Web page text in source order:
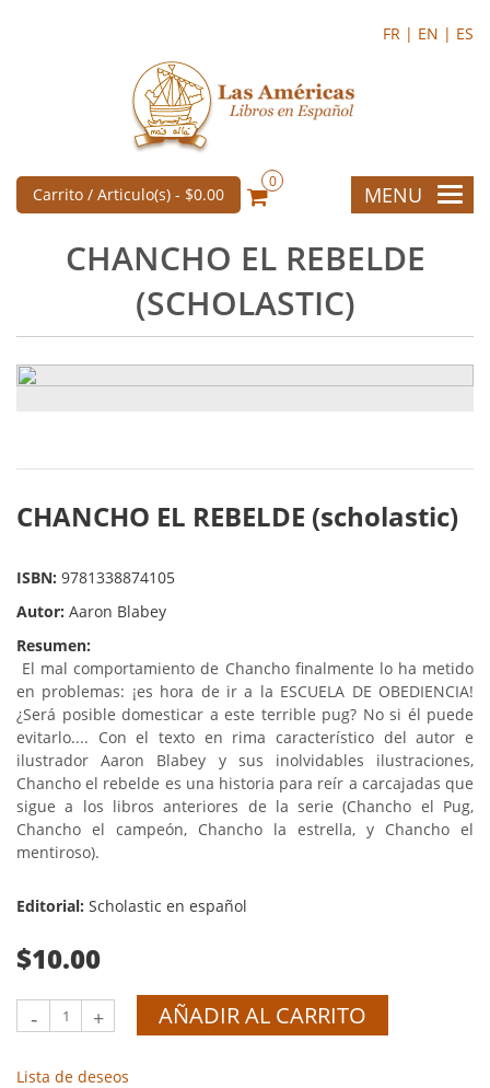
FR | EN | ES
Carrito / Articulo(s) - $0.00
0
MENU
CHANCHO EL REBELDE
(SCHOLASTIC)
CHANCHO EL REBELDE (scholastic)
ISBN: 9781338874105
Autor: Aaron Blabey
Resumen:
El mal comportamiento de Chancho finalmente lo ha metido
en problemas: ¡es hora de ir a la ESCUELA DE OBEDIENCIA!
¿Será posible domesticar a este terrible pug? No si él puede
evitarlo.... Con el texto en rima característico del autor e
ilustrador Aaron Blabey y sus inolvidables ilustraciones,
Chancho el rebelde es una historia para reír a carcajadas que
sigue a los libros anteriores de la serie (Chancho el Pug,
Chancho el campeón, Chancho la estrella, y Chancho el
mentiroso).
Editorial: Scholastic en español
$10.00
- + AÑADIR AL CARRITO
Lista de deseos